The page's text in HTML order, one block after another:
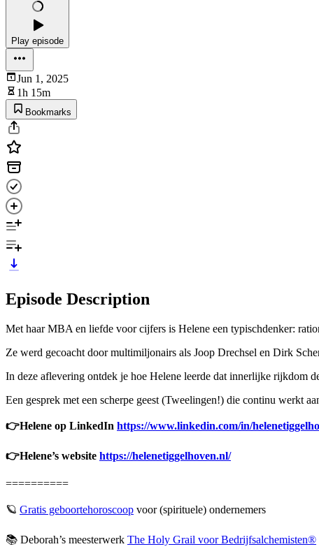
Play episode
Jun 1, 2025
1h 15m
Bookmarks
Episode Description
Met haar MBA en liefde voor cijfers is Helene een typischdenker:
Ze werd gecoacht door multimiljonairs als Joop Drechsel en Dirk
In deze aflevering ontdek je hoe Helene leerde dat innerlijke rijkdom
Een gesprek met een scherpe geest (Tweelingen!) die continu werkt
👉Helene op LinkedIn https://www.linkedin.com/in/
👉Helene’s website https://helenetiggelhoven.nl/
==========
🪐 ⁠ ⁠⁠⁠⁠⁠⁠⁠⁠⁠⁠⁠⁠⁠⁠⁠⁠⁠⁠⁠⁠⁠⁠⁠⁠⁠Gratis geboortehoroscoop⁠⁠⁠⁠⁠⁠⁠⁠⁠⁠⁠⁠⁠⁠⁠⁠⁠⁠⁠⁠⁠⁠⁠⁠⁠ ⁠ voor (spirituele) ondernemers
📚 Deborah’s meesterwerk ⁠ ⁠⁠⁠⁠⁠⁠⁠⁠⁠⁠⁠⁠⁠⁠⁠⁠⁠⁠⁠⁠⁠⁠⁠⁠⁠The Holy Grail voor Bedrijfsalchemisten®⁠⁠⁠⁠⁠⁠⁠⁠⁠⁠⁠⁠⁠⁠⁠⁠⁠⁠⁠⁠⁠⁠⁠⁠⁠